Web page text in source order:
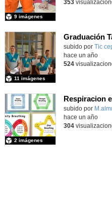
9 imágenes
353
subido por Tic
11 imágenes
hace un año
524
subido por
2 imágenes
hace un año
304